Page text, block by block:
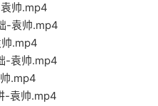
帅.mp4
-袁帅.mp4
.mp4
-袁帅.mp4
.mp4
-袁帅.mp4